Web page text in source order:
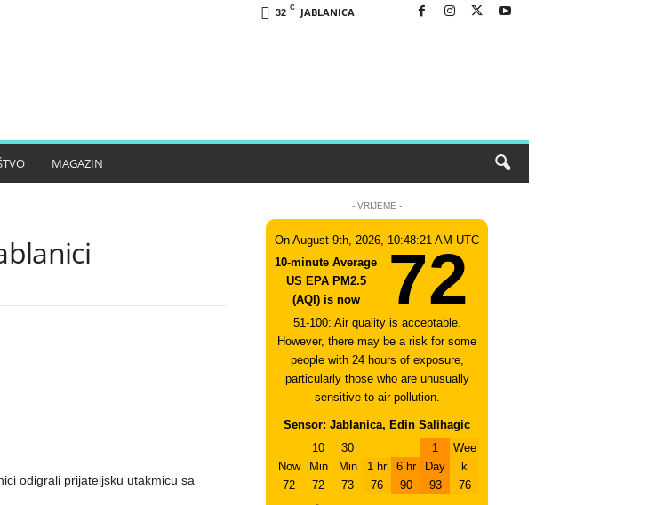
32 C JABLANICA
MAGAZIN
odigrali prijateljsku utakmicu sa
- VRIJEME -
On August 9th, 2026, 10:48:21 AM UTC
10-minute Average
US EPA PM2.5
(AQI) is now
72
51-100: Air quality is acceptable.
However, there may be a risk for some
people with 24 hours of exposure,
particularly those who are unusually
sensitive to air pollution.
Sensor: Jablanica, Edin Salihagic
Now
72
10
Min
72
30
Min
73
1 hr
76
6 hr
90
1
Day
93
Wee
k
76